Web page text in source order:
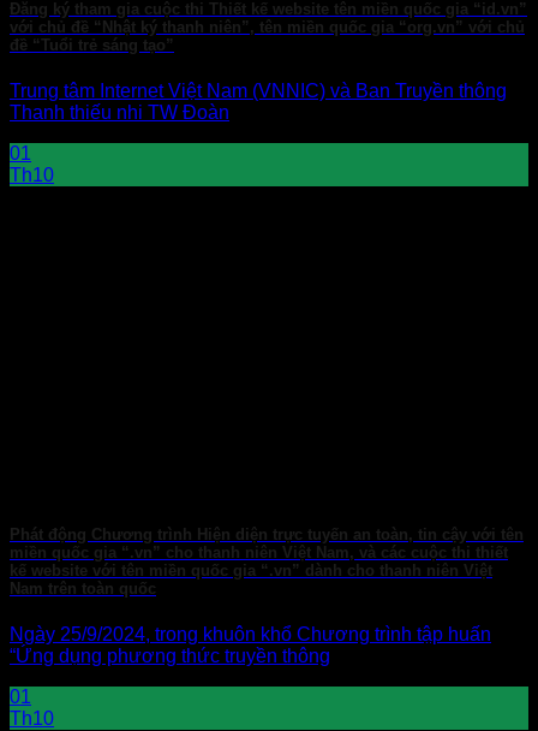
Đăng ký tham gia cuộc thi Thiết kế website tên miền quốc gia “id.vn”
với chủ đề “Nhật ký thanh niên”, tên miền quốc gia “org.vn” với chủ
đề “Tuổi trẻ sáng tạo”
Trung tâm Internet Việt Nam (VNNIC) và Ban Truyền thông
Thanh thiếu nhi TW Đoàn
01
Th10
Phát động Chương trình Hiện diện trực tuyến an toàn, tin cậy với tên
miền quốc gia “.vn” cho thanh niên Việt Nam, và các cuộc thi thiết
kế website với tên miền quốc gia “.vn” dành cho thanh niên Việt
Nam trên toàn quốc
Ngày 25/9/2024, trong khuôn khổ Chương trình tập huấn
“Ứng dụng phương thức truyền thông
01
Th10